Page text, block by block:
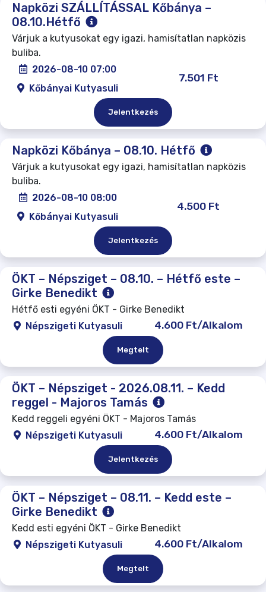
Napközi SZÁLLÍTÁSSAL Kőbánya –
08.10.Hétfő
Várjuk a kutyusokat egy igazi, hamisítatlan napközis
buliba.
2026-08-10 07:00
Kőbányai Kutyasuli
7.501 Ft
Jelentkezés
Napközi Kőbánya – 08.10. Hétfő
Várjuk a kutyusokat egy igazi, hamisítatlan napközis
buliba.
2026-08-10 08:00
Kőbányai Kutyasuli
4.500 Ft
Jelentkezés
ÖKT – Népsziget – 08.10. – Hétfő este –
Girke Benedikt
Hétfő esti egyéni ÖKT - Girke Benedikt
Népszigeti Kutyasuli
4.600 Ft/Alkalom
Megtelt
ÖKT – Népsziget - 2026.08.11. – Kedd
reggel - Majoros Tamás
Kedd reggeli egyéni ÖKT - Majoros Tamás
Népszigeti Kutyasuli
4.600 Ft/Alkalom
Jelentkezés
ÖKT – Népsziget – 08.11. – Kedd este –
Girke Benedikt
Kedd esti egyéni ÖKT - Girke Benedikt
Népszigeti Kutyasuli
4.600 Ft/Alkalom
Megtelt